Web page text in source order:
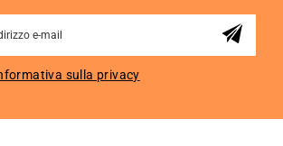
sulla privacy